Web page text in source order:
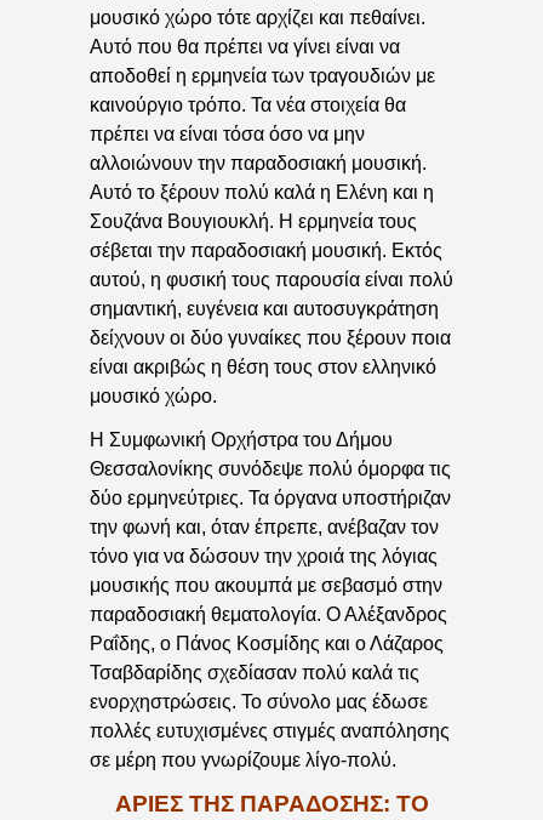
μουσικό χώρο τότε αρχίζει και πεθαίνει.
Αυτό που θα πρέπει να γίνει είναι να
αποδοθεί η ερμηνεία των τραγουδιών με
καινούργιο τρόπο. Τα νέα στοιχεία θα
πρέπει να είναι τόσα όσο να μην
αλλοιώνουν την παραδοσιακή μουσική.
Αυτό το ξέρουν πολύ καλά η Ελένη και η
Σουζάνα Βουγιουκλή. Η ερμηνεία τους
σέβεται την παραδοσιακή μουσική. Εκτός
αυτού, η φυσική τους παρουσία είναι πολύ
σημαντική, ευγένεια και αυτοσυγκράτηση
δείχνουν οι δύο γυναίκες που ξέρουν ποια
είναι ακριβώς η θέση τους στον ελληνικό
μουσικό χώρο.
Η Συμφωνική Ορχήστρα του Δήμου
Θεσσαλονίκης συνόδεψε πολύ όμορφα τις
δύο ερμηνεύτριες. Τα όργανα υποστήριζαν
την φωνή και, όταν έπρεπε, ανέβαζαν τον
τόνο για να δώσουν την χροιά της λόγιας
μουσικής που ακουμπά με σεβασμό στην
παραδοσιακή θεματολογία. Ο Αλέξανδρος
Ραΐδης, ο Πάνος Κοσμίδης και ο Λάζαρος
Τσαβδαρίδης σχεδίασαν πολύ καλά τις
ενορχηστρώσεις. Το σύνολο μας έδωσε
πολλές ευτυχισμένες στιγμές αναπόλησης
σε μέρη που γνωρίζουμε λίγο-πολύ.
ΆΡΙΕΣ ΤΗΣ ΠΑΡΆΔΟΣΗΣ: ΤΟ